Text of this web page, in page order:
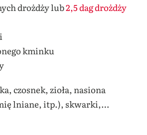
drożdży lub2,5 dag drożdży
kminku
czosnek, zioła, nasiona
lniane, itp.), skwarki,…